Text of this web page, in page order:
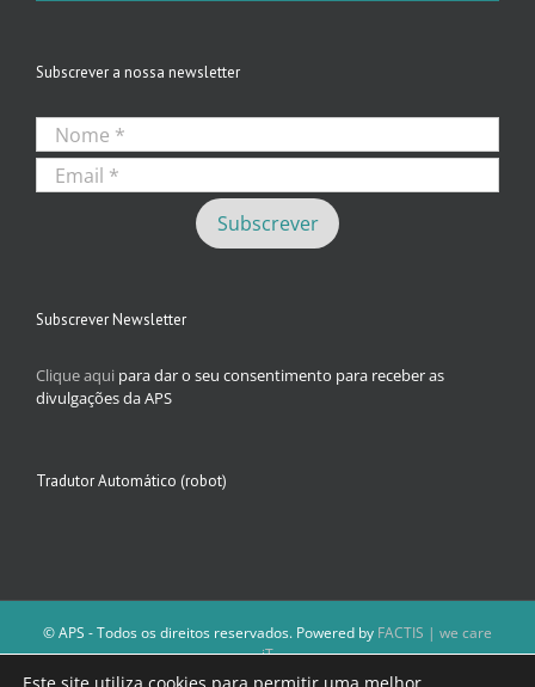
Subscrever a nossa newsletter
Subscrever Newsletter
Clique aqui para dar o seu consentimento para receber as
divulgações da APS
Tradutor Automático (robot)
© APS - Todos os direitos reservados. Powered by FACTIS | we care
iT
A Direção da APS reserva-se o direito de não publicar conteúdos que